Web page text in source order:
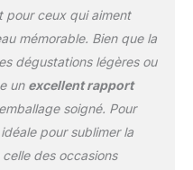
qualité cuite à
température, qui
non seulement
mais
durables, et la
robuste
une durabilité à
terme Empilable et
à nettoyer :
pour ceux qui aiment
mémorable. Bien que la
dégustations légères ou
un excellent rapport
soigné. Pour
pour sublimer la
des occasions